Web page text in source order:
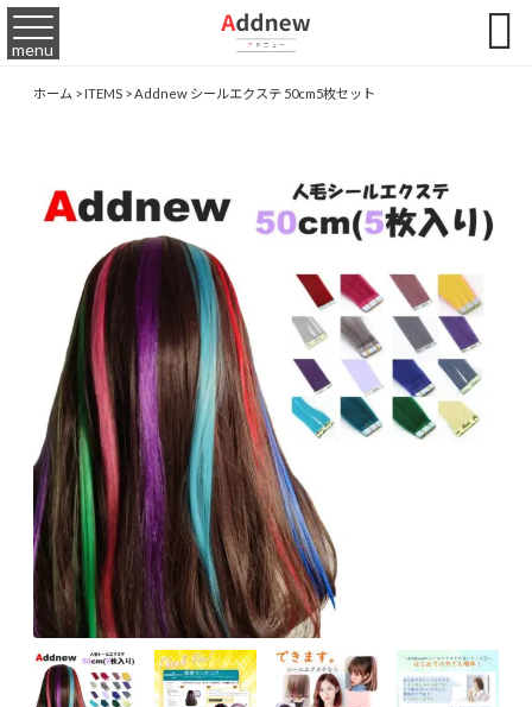
menu 
ホーム>ITEMS>Addnew シールエクステ 50cm5枚セット